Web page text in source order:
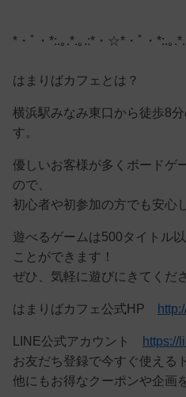
*・ﾟ・*:.｡.*.｡.:*・☆*・ﾟ・*:.｡
はまりばカフェとは？
横浜駅みなみ東口から徒歩8
す。
優しいお客様が多くボードゲ
ので、
初心者や初参加の方でも安心
遊べるゲームは500タイトル
ことができます！
ぜひ、気軽に遊びにきてくだ
はまりばカフェ公式HP
LINE公式アカウント
https://
お友だち登録で今すぐ使える
他にもお得なクーポンや企画